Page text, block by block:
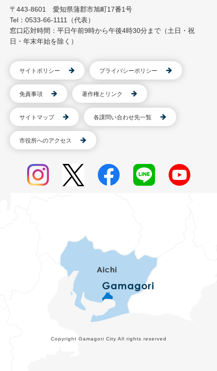
〒443-8601 愛知県蒲郡市旭町17番1号
Tel：0533-66-1111（代表）
窓口応対時間：平日午前9時から午後4時30分まで（土日・祝
日・年末年始を除く）
サイトポリシー プライバシーポリシー
免責事項 著作権とリンク
サイトマップ 各課問い合わせ先一覧
市役所へのアクセス
Copyright Gamagori City All rights reserved